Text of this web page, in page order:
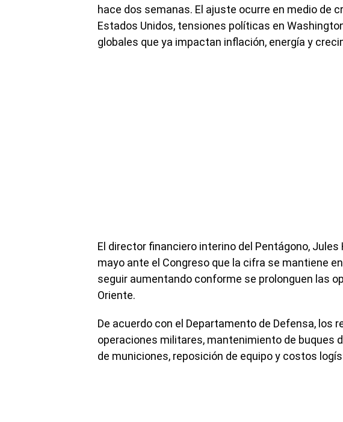
hace dos semanas. El ajuste ocurre en medio de
Estados Unidos, tensiones políticas en
globales que ya impactan inflación, energía y
El director financiero interino del Pentágono,
mayo ante el Congreso que la cifra se mantiene
seguir aumentando conforme se prolonguen las
Oriente.
De acuerdo con el Departamento de Defensa, los
operaciones militares, mantenimiento de buques
de municiones, reposición de equipo y costos